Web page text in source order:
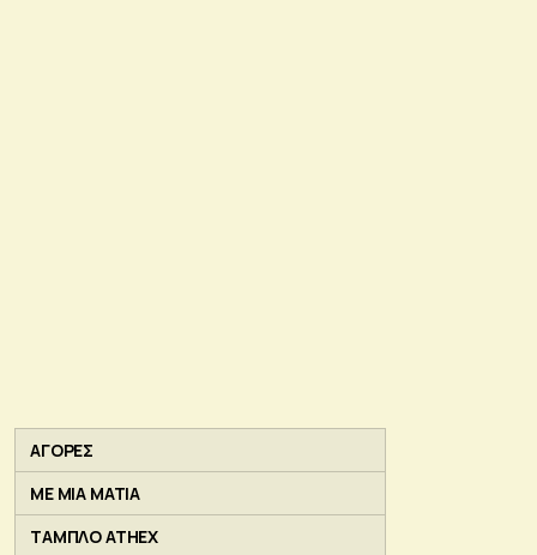
ΑΓΟΡΕΣ
ΜΕ ΜΙΑ ΜΑΤΙΑ
ΤΑΜΠΛΟ ATHEX